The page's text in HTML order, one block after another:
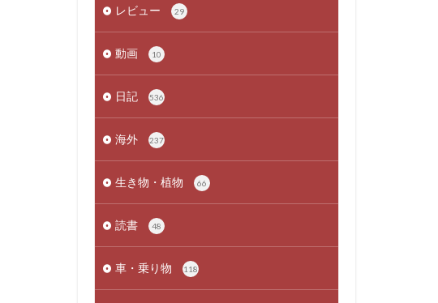
レビュー 29
動画 10
日記 536
海外 237
生き物・植物 66
読書 48
車・乗り物 118